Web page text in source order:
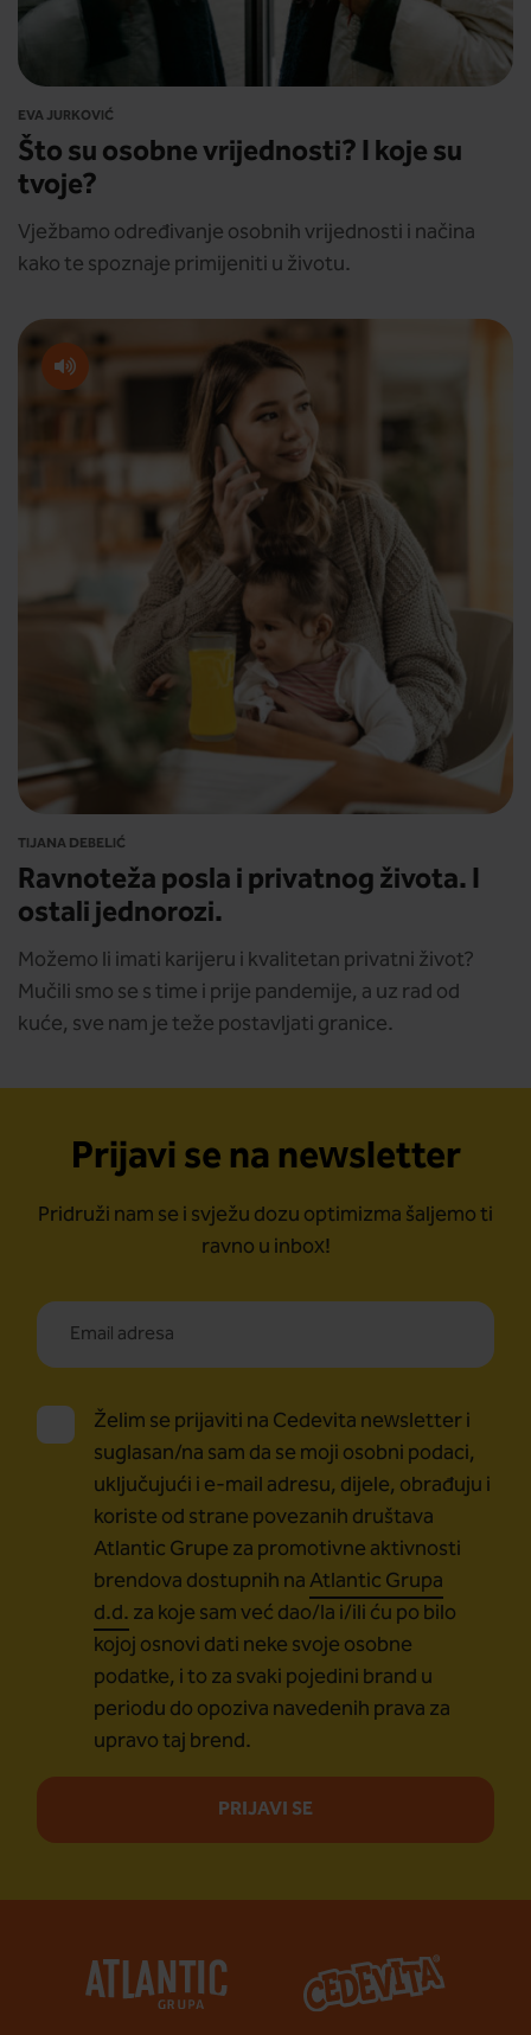
EVA JURKOVIĆ
Što su osobne vrijednosti? I koje su
tvoje?
Vježbamo određivanje osobnih vrijednosti i načina
kako te spoznaje primijeniti u životu.
TIJANA DEBELIĆ
Ravnoteža posla i privatnog života. I
ostali jednorozi.
Možemo li imati karijeru i kvalitetan privatni život?
Mučili smo se s time i prije pandemije, a uz rad od
kuće, sve nam je teže postavljati granice.
Prijavi se na newsletter
Pridruži nam se i svježu dozu optimizma šaljemo ti
ravno u inbox!
Želim se prijaviti na Cedevita newsletter i
suglasan/na sam da se moji osobni podaci,
uključujući i e-mail adresu, dijele, obrađuju i
koriste od strane povezanih društava
Atlantic Grupe za promotivne aktivnosti
brendova dostupnih naAtlantic Grupa
d.d. za koje sam već dao/la i/ili ću po bilo
kojoj osnovi dati neke svoje osobne
podatke, i to za svaki pojedini brand u
periodu do opoziva navedenih prava za
upravo taj brend.
PRIJAVI SE